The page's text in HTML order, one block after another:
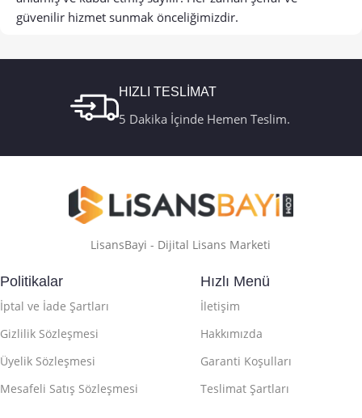
güvenilir hizmet sunmak önceliğimizdir.
HIZLI TESLİMAT
5 Dakika İçinde Hemen Teslim.
LisansBayi - Dijital Lisans Marketi
Politikalar
İptal ve İade Şartları
Gizlilik Sözleşmesi
Üyelik Sözleşmesi
Mesafeli Satış Sözleşmesi
Hızlı Menü
İletişim
Hakkımızda
Garanti Koşulları
Teslimat Şartları